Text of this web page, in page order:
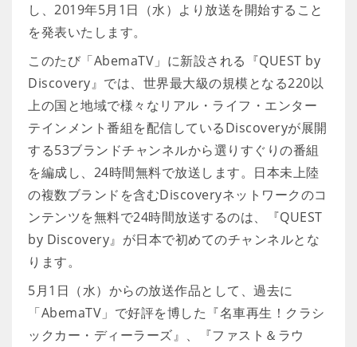
し、2019年5月1日（水）より放送を開始すること
を発表いたします。
このたび「AbemaTV」に新設される『QUEST by
Discovery』では、世界最大級の規模となる220以
上の国と地域で様々なリアル・ライフ・エンター
テインメント番組を配信しているDiscoveryが展開
する53ブランドチャンネルから選りすぐりの番組
を編成し、24時間無料で放送します。日本未上陸
の複数ブランドを含むDiscoveryネットワークのコ
ンテンツを無料で24時間放送するのは、『QUEST
by Discovery』が日本で初めてのチャンネルとな
ります。
5月1日（水）からの放送作品として、過去に
「AbemaTV」で好評を博した『名車再生！クラシ
ックカー・ディーラーズ』、『ファスト＆ラウ